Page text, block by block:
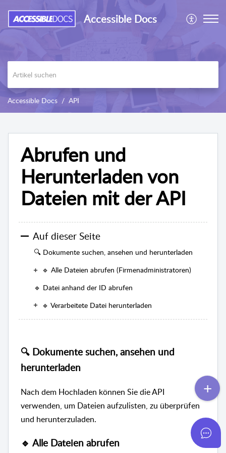
Accessible Docs
Accessible Docs API
Abrufen und
Herunterladen von
Dateien mit der API
Auf dieser Seite
🔍 Dokumente suchen, ansehen und herunterladen
🔹 Alle Dateien abrufen (Firmenadministratoren)
🔹 Datei anhand der ID abrufen
🔹 Verarbeitete Datei herunterladen
🔍 Dokumente suchen, ansehen und
herunterladen
Nach dem Hochladen können Sie die API
verwenden, um Dateien aufzulisten, zu überprüfen
und herunterzuladen.
🔹 Alle Dateien abrufen